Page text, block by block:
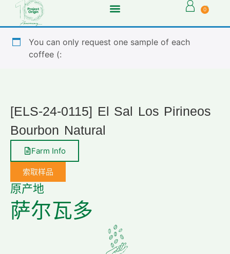
0
You can only request one sample of each
coffee (:
[ELS-24-0115] El Sal Los Pirineos
Bourbon Natural
Farm Info
索取样品
原产地
萨尔瓦多